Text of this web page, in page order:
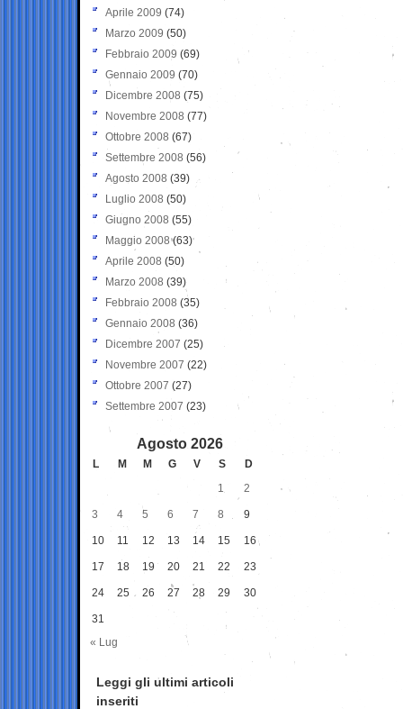
Aprile 2009 (74)
Marzo 2009 (50)
Febbraio 2009 (69)
Gennaio 2009 (70)
Dicembre 2008 (75)
Novembre 2008 (77)
Ottobre 2008 (67)
Settembre 2008 (56)
Agosto 2008 (39)
Luglio 2008 (50)
Giugno 2008 (55)
Maggio 2008(63)
Aprile 2008 (50)
Marzo 2008 (39)
Febbraio 2008 (35)
Gennaio 2008 (36)
Dicembre 2007 (25)
Novembre 2007 (22)
Ottobre 2007 (27)
Settembre 2007 (23)
Agosto 2026
L M M G V S
D
1
2
3 4 5 6 7 8 9
10 11 12 13 14 15 16
17 18 19 20 21 22 23
24 25 26 27 28 29 30
31
« Lug
Leggi gli ultimi articoli
inseriti